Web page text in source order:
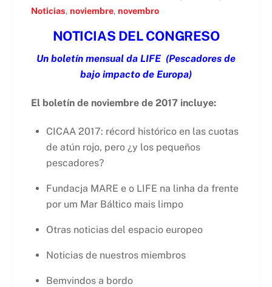
Noticias, noviembre, novembro
NOTICIAS DEL CONGRESO
Un boletín mensual da LIFE (Pescadores de
bajo impacto de Europa)
El boletín de noviembre de 2017 incluye:
CICAA 2017: récord histórico en las cuotas
de atún rojo, pero ¿y los pequeños
pescadores?
Fundacja MARE e o LIFE na linha da frente
por um Mar Báltico mais limpo
Otras noticias del espacio europeo
Noticias de nuestros miembros
Bemvindos a bordo